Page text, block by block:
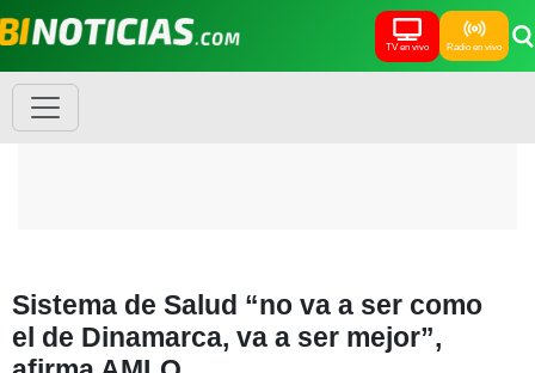
TV en vivo Radio en vivo
Sistema de Salud “no va a ser como
el de Dinamarca, va a ser mejor”,